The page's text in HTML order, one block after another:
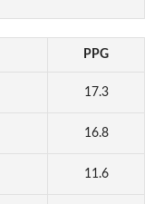
PPG
17.3
16.8
11.6